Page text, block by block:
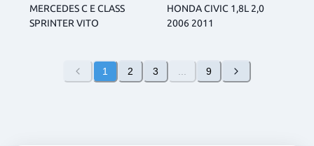
MERCEDES C E CLASS
SPRINTER VITO
HONDA CIVIC 1,8L 2,0
2006 2011
1 2 3 9